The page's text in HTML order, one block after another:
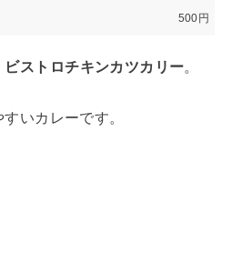
500円
ビストロチキンカツカリー。
いカレーです。